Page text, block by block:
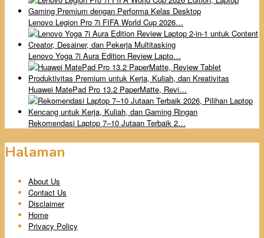
Lenovo Legion Pro 7i FIFA World Cup 2026…
Lenovo Yoga 7i Aura Edition Review Lapto…
Huawei MatePad Pro 13.2 PaperMatte, Revi…
Rekomendasi Laptop 7–10 Jutaan Terbaik 2…
Halaman
About Us
Contact Us
Disclaimer
Home
Privacy Policy